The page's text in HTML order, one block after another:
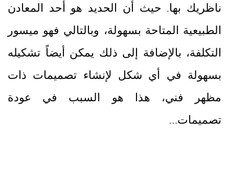
ناظريك بها. حيث أن الحديد هو أحد المعادن
الطبيعية المتاحة بسهولة، وبالتالي فهو ميسور
التكلفة، بالإضافة إلى ذلك يمكن أيضاً تشكيله
بسهولة في أي شكل لإنشاء تصميمات ذات
مظهر فني، هذا هو السبب في عودة
تصميمات…